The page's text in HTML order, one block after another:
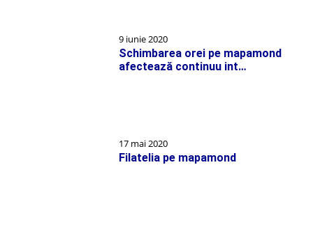
9 iunie 2020
Schimbarea orei pe mapamond
afectează continuu int…
17 mai 2020
Filatelia pe mapamond